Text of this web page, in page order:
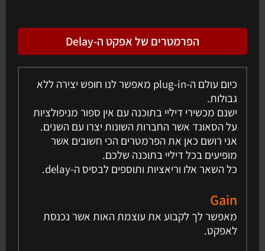
הפרמטרים של אפקט ה-Delay
כיום עולם ה-plug-in מאפשר לנו חופש יצירה ללא
גבולות.
ישנם מכשירי דיליי בתוכנה עם אין ספור מניפולציות
על הסאונד אשר החברות השונות יצרו עם השנים.
אני רושם כאן את הפרמטרים הכי חשובים אשר
מופיעים בכל דיליי בתוכנה שלכם.
כל השאר אלו וריאציות ותוספים לבסיס ה-delay.
Gain
מאפשר לך לקבוע את עוצמת האות אשר נכנסת
לאפקט.